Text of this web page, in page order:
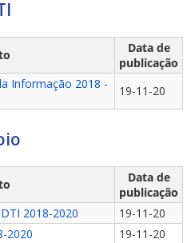
Data de
publicação
Informação 2018 -
19-11-20
Data de
publicação
2018-2020
19-11-20
2020
19-11-20